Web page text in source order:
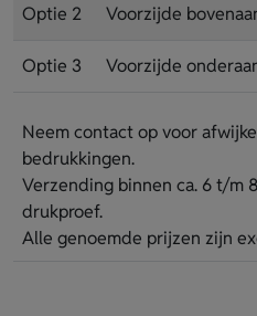
Optie 2 Voorzijde
Optie 3 Voorzijde
Neem contact op voor
bedrukkingen.
Verzending binnen ca. 6 t/m
drukproef.
Alle genoemde prijzen zijn